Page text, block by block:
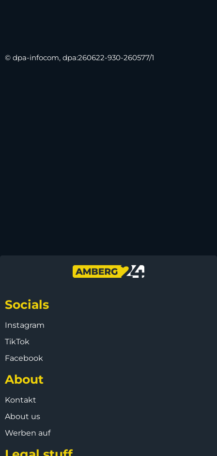
© dpa-infocom, dpa:260622-930-260577/1
Socials
Instagram
TikTok
Facebook
About
Kontakt
About us
Werben auf